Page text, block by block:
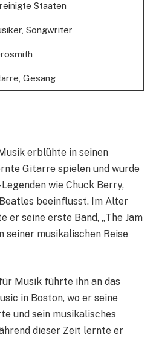
Staaten
Songwriter
Gesang
erblühte in seinen
Gitarre spielen und wurde
wie Chuck Berry,
beeinflusst. Im Alter
er seine erste Band, „The Jam
seiner musikalischen Reise
Musik führte ihn an das
in Boston, wo er seine
und sein musikalisches
dieser Zeit lernte er